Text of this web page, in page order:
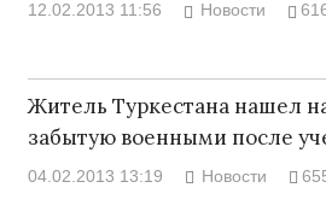
12.02.2013 11:56 Новости
Житель Туркестана нашел
забытую военными после
04.02.2013 13:19 Новости